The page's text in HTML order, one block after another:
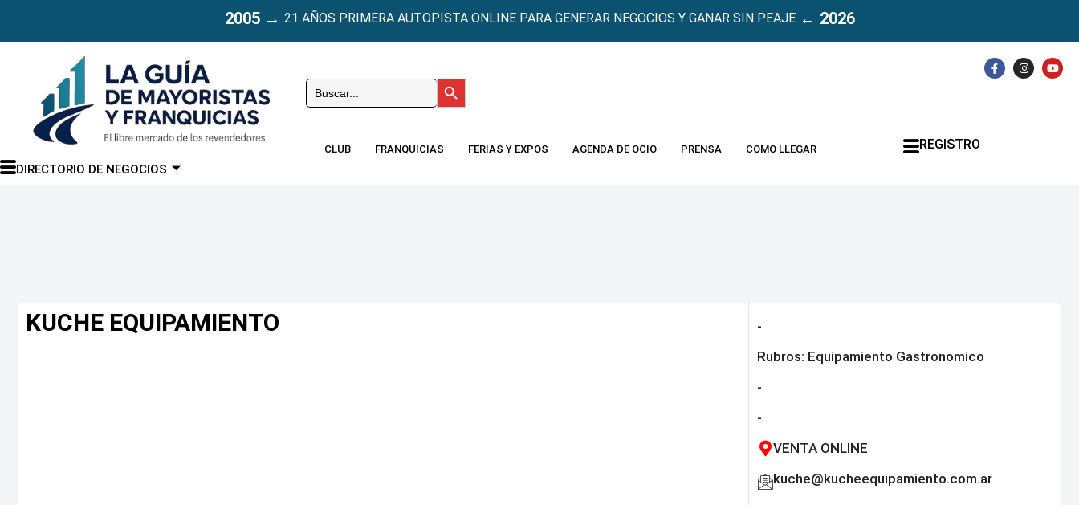
2005→ 21 AÑOS PRIMERA AUTOPISTA ONLINE PARA GENERAR NEGOCIOS Y GANAR SIN PEAJE← 2026
DIRECTORIO DE NEGOCIOS
Buscar: Botón de búsqueda
CLUB FRANQUICIAS FERIAS Y EXPOS AGENDA DE OCIO PRENSA COMO LLEGAR REGISTRO
KUCHE EQUIPAMIENTO
-
Rubros: Equipamiento Gastronomico
-
-
VENTA ONLINE
kuche@kucheequipamiento.com.ar